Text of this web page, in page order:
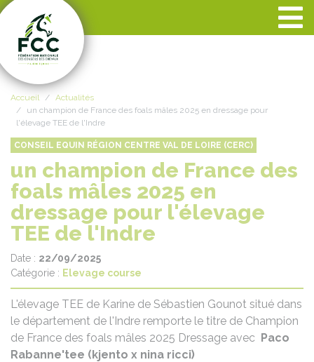
Accueil
Actualités
un champion de France des foals mâles 2025 en dressage pour
l'élevage TEE de l'Indre
CONSEIL EQUIN RÉGION CENTRE VAL DE LOIRE (CERC)
un champion de France des
foals mâles 2025 en
dressage pour l'élevage
TEE de l'Indre
Date : 22/09/2025
Catégorie : Elevage course
L'élevage TEE de Karine de Sébastien Gounot situé dans
le département de l'Indre remporte le titre de Champion
de France des foals mâles 2025 Dressage avec Paco
Rabanne'tee (kjento x nina ricci)
Panneau de gestion des cookies